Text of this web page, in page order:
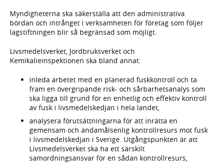
Myndigheterna ska säkerställa att den administrativa
bördan och intrånget i verksamheten för företag som följer
lagstiftningen blir så begränsad som möjligt.
Livsmedelsverket, Jordbruksverket och
Kemikalieinspektionen ska bland annat:
inleda arbetet med en planerad fuskkontroll och ta
fram en övergripande risk- och sårbarhetsanalys som
ska ligga till grund för en enhetlig och effektiv kontroll
av fusk i livsmedelskedjan i hela landet,
analysera förutsättningarna för att inrätta en
gemensam och ändamålsenlig kontrollresurs mot fusk
i livsmedelskedjan i Sverige. Utgångspunkten är att
Livsmedelsverket ska ha ett särskilt
samordningsansvar för en sådan kontrollresurs,